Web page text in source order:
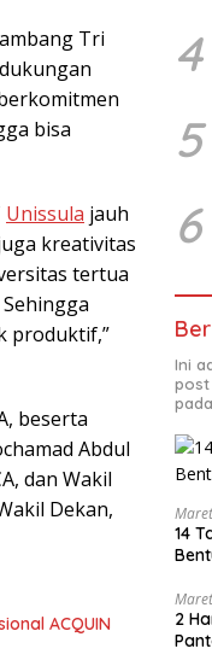
Tri
bisa
Unissula jauh
kreativitas
tertua
produktif,”
beserta
Abdul
dan Wakil
Dekan,
ACQUIN
4
5
6
Ini
post
14
2